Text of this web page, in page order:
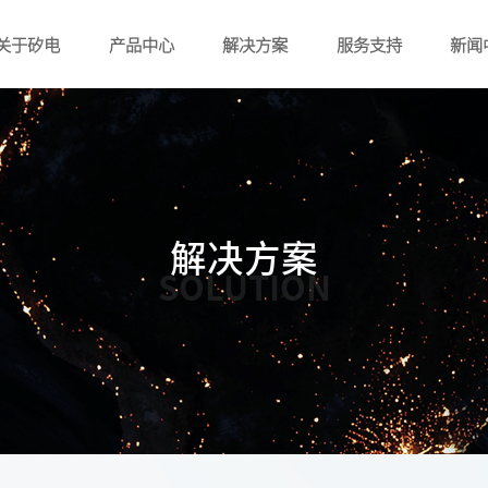
于矽电 产品中心 解决方案 服务支持 新闻
解决方案
SOLUTION